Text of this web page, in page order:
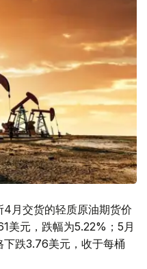
月交货的轻质原油期货价
美元，跌幅为5.22%；5月
跌3.76美元，收于每桶